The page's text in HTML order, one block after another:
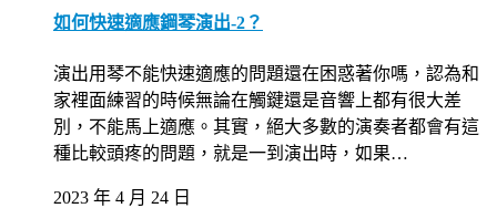
如何快速適應鋼琴演出-2？
演出用琴不能快速適應的問題還在困惑著你嗎，認為和
家裡面練習的時候無論在觸鍵還是音響上都有很大差
別，不能馬上適應。其實，絕大多數的演奏者都會有這
種比較頭疼的問題，就是一到演出時，如果…
2023 年 4 月 24 日